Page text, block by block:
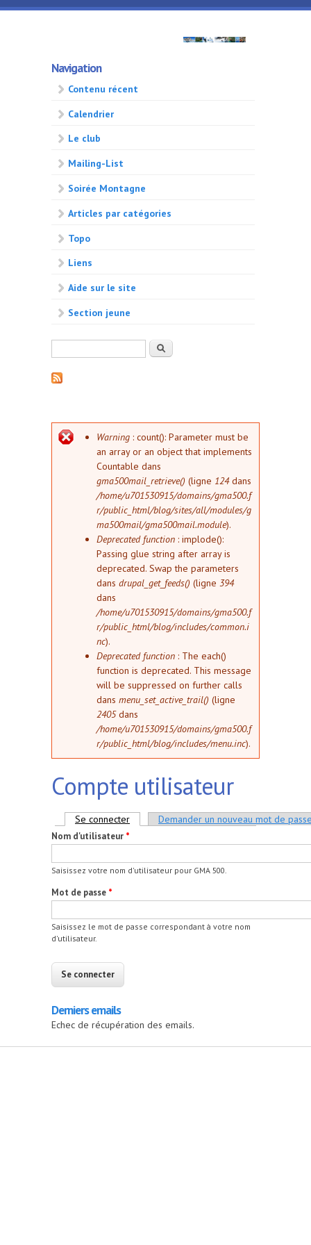
Aller au contenu principal
GMA
500
Navigation
Contenu récent
Calendrier
Le club
Mailing-List
Soirée Montagne
Articles par catégories
Topo
Liens
Aide sur le site
Section jeune
Formulaire de rechercheRechercher
Message d'erreur
Warning : count(): Parameter must be
an array or an object that implements
Countable dans
gma500mail_retrieve() (ligne 124dans
/home/u701530915/domains/gma500.f
r/public_html/blog/sites/all/modules/g
ma500mail/gma500mail.module).
Deprecated function : implode():
Passing glue string after array is
deprecated. Swap the parameters
dans drupal_get_feeds() (ligne 394
dans
/home/u701530915/domains/gma500.f
r/public_html/blog/includes/common.i
nc).
Deprecated function : The each()
function is deprecated. This message
will be suppressed on further calls
dans menu_set_active_trail() (ligne
2405dans
/home/u701530915/domains/gma500.f
r/public_html/blog/includes/menu.inc).
Compte utilisateur
Onglets principaux
Se connecter (onglet actif)Demander un nouveau mot de
Nom d'utilisateur *
Saisissez votre nom d'utilisateur pour GMA 500.
Mot de passe *
Saisissez le mot de passe correspondant à votre nom
d'utilisateur.
Derniers emails
Echec de récupération des emails.